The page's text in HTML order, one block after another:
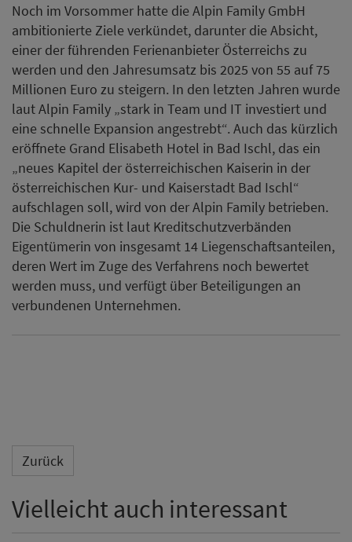
Noch im Vorsommer hatte die Alpin Family GmbH
ambitionierte Ziele verkündet, darunter die Absicht,
einer der führenden Ferienanbieter Österreichs zu
werden und den Jahresumsatz bis 2025 von 55 auf 75
Millionen Euro zu steigern. In den letzten Jahren wurde
laut Alpin Family „stark in Team und IT investiert und
eine schnelle Expansion angestrebt“. Auch das kürzlich
eröffnete Grand Elisabeth Hotel in Bad Ischl, das ein
„neues Kapitel der österreichischen Kaiserin in der
österreichischen Kur- und Kaiserstadt Bad Ischl“
aufschlagen soll, wird von der Alpin Family betrieben.
Die Schuldnerin ist laut Kreditschutzverbänden
Eigentümerin von insgesamt 14 Liegenschaftsanteilen,
deren Wert im Zuge des Verfahrens noch bewertet
werden muss, und verfügt über Beteiligungen an
verbundenen Unternehmen.
Zurück
Vielleicht auch interessant